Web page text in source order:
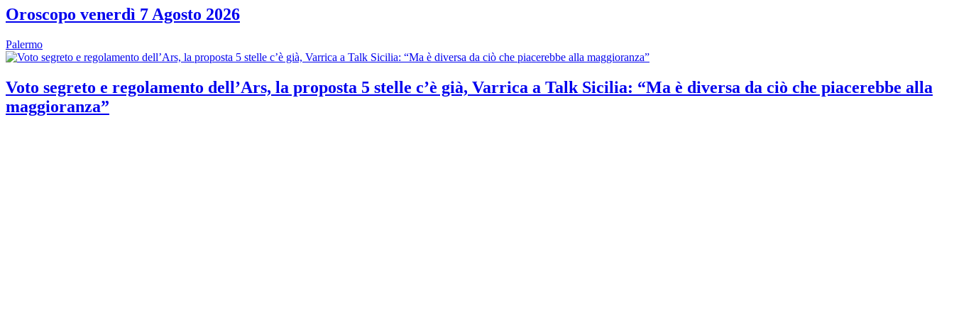
Oroscopo venerdì 7 Agosto 2026
Palermo
Voto segreto e regolamento dell’Ars, la proposta 5 stelle c’è già, Varrica a Talk Sicilia: “Ma è diversa da ciò che piacerebbe alla
maggioranza”